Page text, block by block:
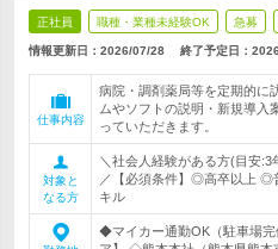
正社員 職種・業種未経験OK 急募
情報更新日：2026/07/28 終了予定日：
仕事内容
病院・調剤薬局等を定期的に
ムやソフトの説明・新規導入
っていただきます。
対象と
なる方
＼社会人経験がある方(目安
／【必須条件】◎高卒以上 ◎
キル
◆マイカー通勤OK（駐車場